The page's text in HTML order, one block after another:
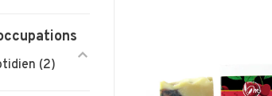
(2)